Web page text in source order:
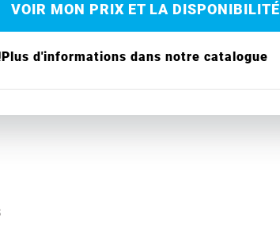
VOIR MON PRIX ET LA DISPONIBILITÉ
Plus d'informations dans notre catalogue